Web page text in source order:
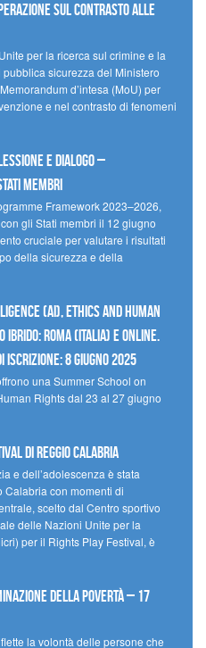
sul contrasto alle
per la ricerca sul crimine e la
sicurezza del Ministero
d’intesa (MoU) per
e nel contrasto di fenomeni
e dialogo –
membri
Framework 2023–2026,
gli Stati membri il 12 giugno
cruciale per valutare i risultati
della sicurezza e della
(AI), Ethics and Human
Ibrido: Roma (Italia) e online.
iscrizione: 8 giugno 2025
una Summer School on
Rights dal 23 al 27 giugno
di Reggio Calabria
e dell’adolescenza è stata
Calabria con momenti di
scelto dal Centro sportivo
delle Nazioni Unite per la
per il Rights Play Festival, è
della povertà – 17
la volontà delle persone che